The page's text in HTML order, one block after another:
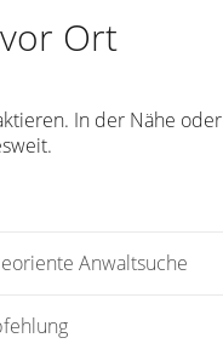
Ort
In der Nähe oder
Anwaltsuche